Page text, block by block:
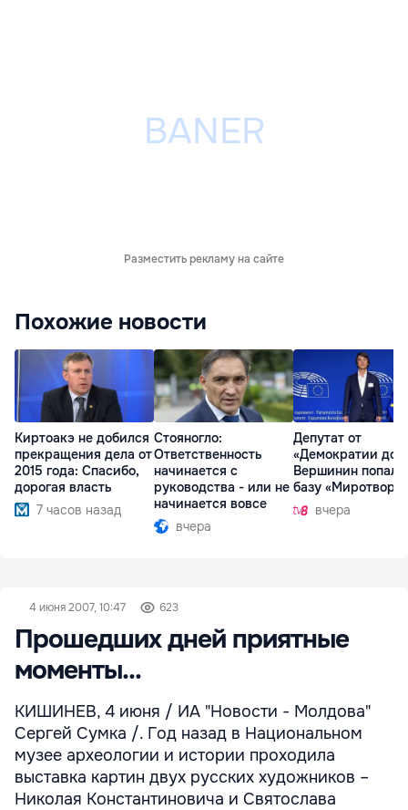
Разместить рекламу на сайте
Похожие новости
Киртоакэ не добился
прекращения дела от
2015 года: Спасибо,
дорогая власть
7 часов назад
Стояногло:
Ответственность
начинается с
руководства - или не
начинается вовсе
вчера
Депутат от
«Демократии
Вершинин попал в
базу
вчера
4 июня 2007, 10:47 623
Прошедших дней приятные
моменты...
КИШИНЕВ, 4 июня / ИА "Новости - Молдова"
Сергей Сумка /. Год назад в Национальном
музее археологии и истории проходила
выставка картин двух русских художников –
Николая Константиновича и Святослава